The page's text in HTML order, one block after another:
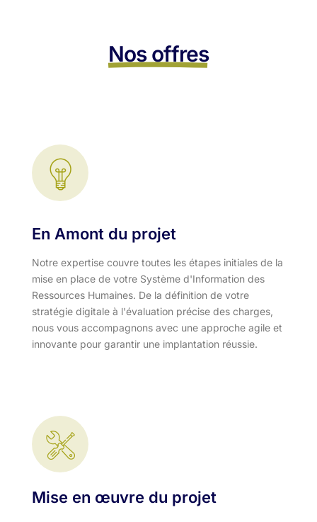
Nos offres
En Amont du projet
Notre expertise couvre toutes les étapes initiales de la
mise en place de votre Système d'Information des
Ressources Humaines. De la définition de votre
stratégie digitale à l'évaluation précise des charges,
nous vous accompagnons avec une approche agile et
innovante pour garantir une implantation réussie.
Mise en œuvre du projet